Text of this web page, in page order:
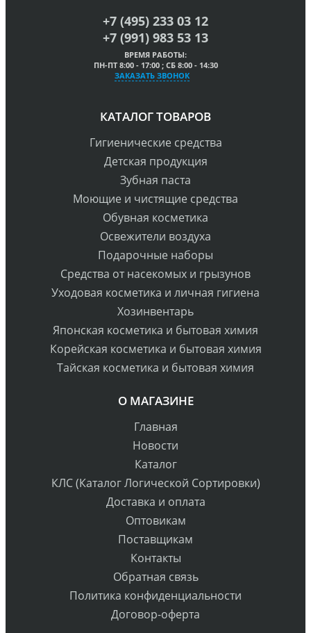
+7 (495) 233 03 12
+7 (991) 983 53 13
ВРЕМЯ РАБОТЫ:
ПН-ПТ 8:00 - 17:00 ; СБ 8:00 - 14:30
ЗАКАЗАТЬ ЗВОНОК
КАТАЛОГ ТОВАРОВ
Гигиенические средства
Детская продукция
Зубная паста
Моющие и чистящие средства
Обувная косметика
Освежители воздуха
Подарочные наборы
Средства от насекомых и грызунов
Уходовая косметика и личная гигиена
Хозинвентарь
Японская косметика и бытовая химия
Корейская косметика и бытовая химия
Тайская косметика и бытовая химия
О МАГАЗИНЕ
Главная
Новости
Каталог
КЛС (Каталог Логической Сортировки)
Доставка и оплата
Оптовикам
Поставщикам
Контакты
Обратная связь
Политика конфиденциальности
Договор-оферта